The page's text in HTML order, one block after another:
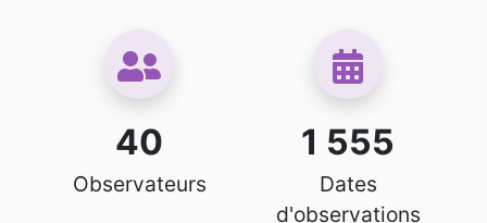
40
Observateurs
1 555
Dates
d'observations